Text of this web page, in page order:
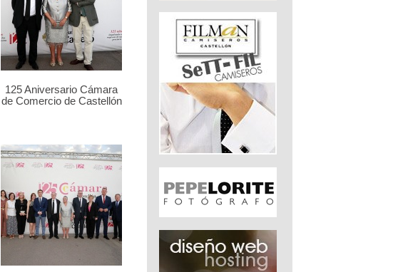
125 Aniversario Cámara
de Comercio de Castellón